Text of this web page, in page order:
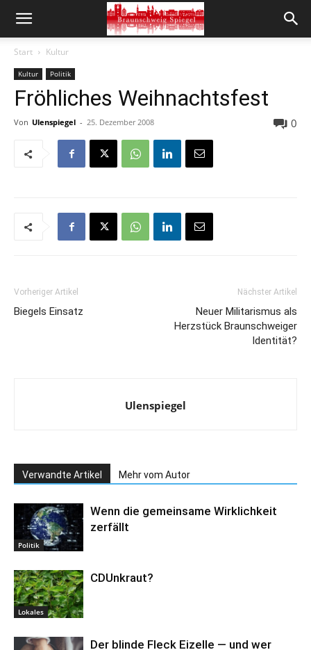
Start Kultur
Kultur Politik
Fröhliches Weihnachtsfest
Von Ulenspiegel - 25. Dezember 2008 0
Vorheriger Artikel
Biegels Einsatz
Nächster Artikel
Neuer Militarismus als
Herzstück Braunschweiger
Identität?
Ulenspiegel
Verwandte Artikel Mehr vom Autor
Politik
Wenn die gemeinsame Wirklichkeit
zerfällt
Lokales
CDUnkraut?
Der blinde Fleck Eizelle — und wer